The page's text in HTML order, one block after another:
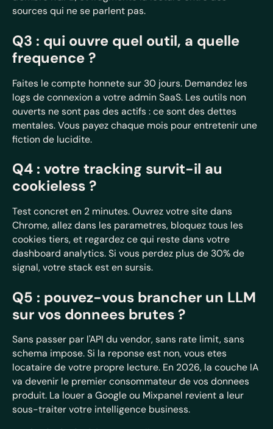
sources qui ne se parlent pas.
Q3 : qui ouvre quel outil, a quelle
frequence ?
Faites le compte honnete sur 30 jours. Demandez les
logs de connexion a votre admin SaaS. Les outils non
ouverts ne sont pas des actifs : ce sont des dettes
mentales. Vous payez chaque mois pour entretenir une
fiction de lucidite.
Q4 : votre tracking survit-il au
cookieless ?
Test concret en 2 minutes. Ouvrez votre site dans
Chrome, allez dans les parametres, bloquez tous les
cookies tiers, et regardez ce qui reste dans votre
dashboard analytics. Si vous perdez plus de 30% de
signal, votre stack est en sursis.
Q5 : pouvez-vous brancher un LLM
sur vos donnees brutes ?
Sans passer par l'API du vendor, sans rate limit, sans
schema impose. Si la reponse est non, vous etes
locataire de votre propre lecture. En 2026, la couche IA
va devenir le premier consommateur de vos donnees
produit. La louer a Google ou Mixpanel revient a leur
sous-traiter votre intelligence business.